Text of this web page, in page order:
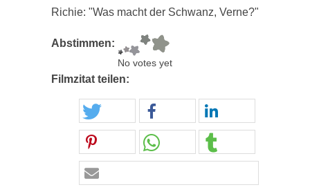
Richie: "Was macht der Schwanz, Verne?"
Abstimmen:
No votes yet
Filmzitat teilen: